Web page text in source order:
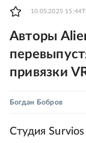
10.05.2025 15:44
Авторы
привязки
Богдан Бобров
Студия